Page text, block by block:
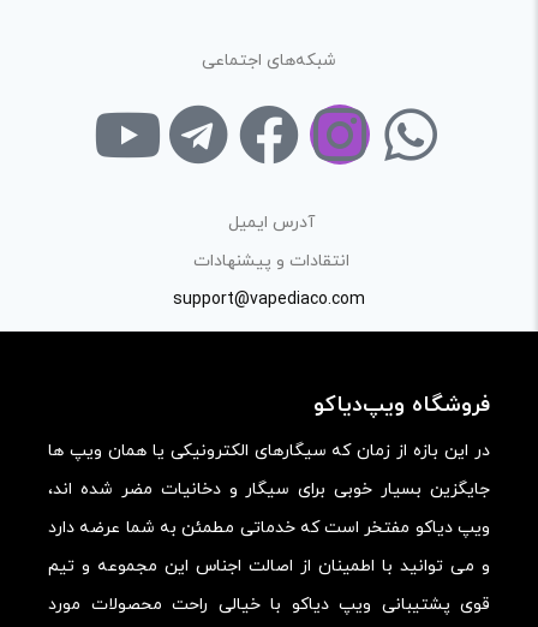
شبکه‌های اجتماعی
آدرس ایمیل
انتقادات و پیشنهادات
support@vapediaco.com
فروشگاه ویپ‌دیاکو
در این بازه از زمان که سیگارهای الکترونیکی یا همان ویپ ها
جایگزین بسیار خوبی برای سیگار و دخانیات مضر شده اند،
ویپ دیاکو مفتخر است که خدماتی مطمئن به شما عرضه دارد
و می توانید با اطمینان از اصالت اجناس این مجموعه و تیم
قوی پشتیبانی ویپ دیاکو با خیالی راحت محصولات مورد